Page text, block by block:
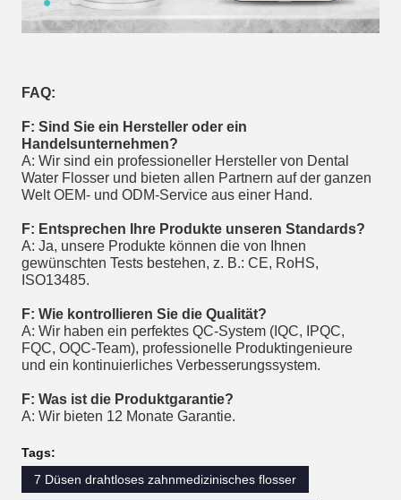
FAQ:
F: Sind Sie ein Hersteller oder ein
Handelsunternehmen?
A: Wir sind ein professioneller Hersteller von Dental
Water Flosser und bieten allen Partnern auf der ganzen
Welt OEM- und ODM-Service aus einer Hand.
F: Entsprechen Ihre Produkte unseren Standards?
A: Ja, unsere Produkte können die von Ihnen
gewünschten Tests bestehen, z. B.: CE, RoHS,
ISO13485.
F: Wie kontrollieren Sie die Qualität?
A: Wir haben ein perfektes QC-System (IQC, IPQC,
FQC, OQC-Team), professionelle Produktingenieure
und ein kontinuierliches Verbesserungssystem.
F: Was ist die Produktgarantie?
A: Wir bieten 12 Monate Garantie.
Tags:
7 Düsen drahtloses zahnmedizinisches flosser